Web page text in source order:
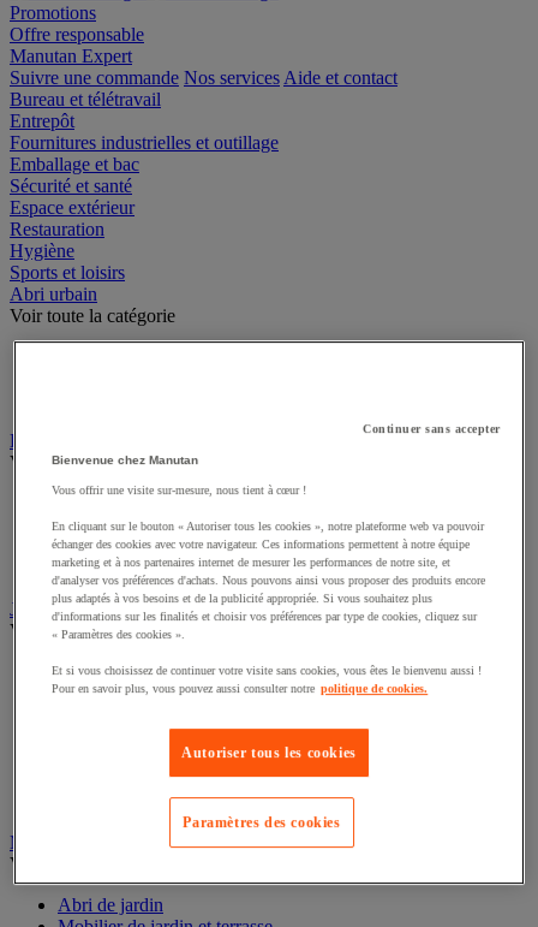
Promotions
Offre responsable
Manutan Expert
Suivre une commande Nos services Aide et contact
Bureau et télétravail
Entrepôt
Fournitures industrielles et outillage
Emballage et bac
Sécurité et santé
Espace extérieur
Restauration
Hygiène
Sports et loisirs
Abri urbain
Voir toute la catégorie
Drapeau
Voir toute la catégorie
Drapeau publicitaire
Manche à air
Mât
Jardin
Voir toute la catégorie
Arrosage
Grillage, canisse et palissade
Outillage à main de jardin
Outillage motorisé de jardin
Panneau solaire
Pompe et récupérateur eau de pluie
Mobilier d'extérieur
Voir toute la catégorie
Abri de jardin
Continuer sans accepter
Bienvenue chez Manutan
Vous offrir une visite sur-mesure, nous tient à cœur !
En cliquant sur le bouton « Autoriser tous les cookies », notre plateforme web va pouvoir
échanger des cookies avec votre navigateur. Ces informations permettent à notre équipe
marketing et à nos partenaires internet de mesurer les performances de notre site, et
d'analyser vos préférences d'achats. Nous pouvons ainsi vous proposer des produits encore
plus adaptés à vos besoins et de la publicité appropriée. Si vous souhaitez plus
d'informations sur les finalités et choisir vos préférences par type de cookies, cliquez sur
« Paramètres des cookies ».
Et si vous choisissez de continuer votre visite sans cookies, vous êtes le bienvenu aussi !
Pour en savoir plus, vous pouvez aussi consulter notre politique de cookies.
Autoriser tous les cookies
Paramètres des cookies